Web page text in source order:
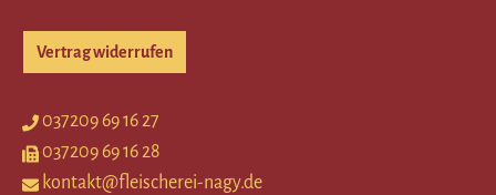
Vertrag widerrufen
037209 69 16 27
037209 69 16 28
kontakt@fleischerei-nagy.de